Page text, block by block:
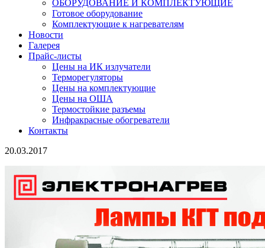
ОБОРУДОВАНИЕ И КОМПЛЕКТУЮЩИЕ
Готовое оборудование
Комплектующие к нагревателям
Новости
Галерея
Прайс-листы
Цены на ИК излучатели
Терморегуляторы
Цены на комплектующие
Цены на ОША
Термостойкие разъемы
Инфракрасные обогреватели
Контакты
20.03.2017